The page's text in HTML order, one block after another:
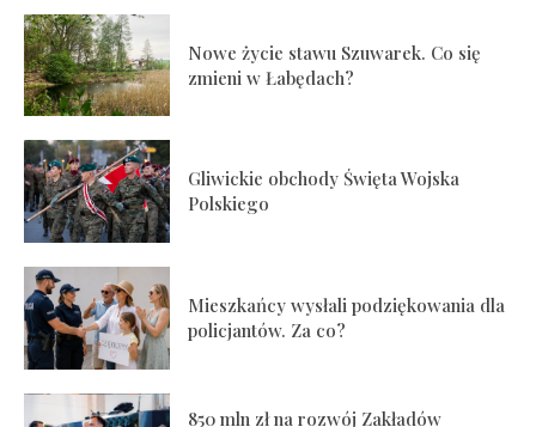
Nowe życie stawu Szuwarek. Co się
zmieni w Łabędach?
Gliwickie obchody Święta Wojska
Polskiego
Mieszkańcy wysłali podziękowania dla
policjantów. Za co?
850 mln zł na rozwój Zakładów